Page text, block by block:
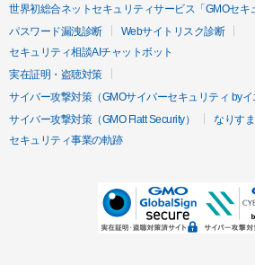
世界初総合ネットセキュリティサービス「GMOセキ
パスワード漏洩診断
Webサイトリスク診断
セキュリティ相談AIチャットボット
実在証明・盗聴対策
サイバー攻撃対策（GMOサイバーセキュリティ byイ
サイバー攻撃対策（GMO Flatt Security）
なりす
セキュリティ事業の軌跡